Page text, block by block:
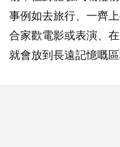
事例如去旅行、一齊
合家歡電影或表演、
就會放到長遠記憶嘅